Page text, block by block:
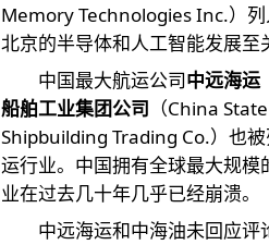
Memory Technologies Inc.）
北京的半导体和人工智能发展至
中国最大航运公司中远海运
船舶工业集团公司 （China
Shipbuilding Trading Co.）也
运行业。中国拥有全球最大规
业在过去几十年几乎已经崩溃。
中远海运和中海油未回应